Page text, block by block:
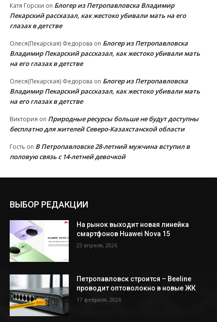
Катя Горски on Блогер из Петропавловска Владимир
Пекарский рассказал, как жестоко убивали мать на его
глазах в детстве
Олеся(Пекарская) Федорова on Блогер из Петропавловска
Владимир Пекарский рассказал, как жестоко убивали мать
на его глазах в детстве
Олеся(Пекарская) Федорова on Блогер из Петропавловска
Владимир Пекарский рассказал, как жестоко убивали мать
на его глазах в детстве
Виктория on Природные ресурсы больше не будут доступны
бесплатно для жителей Северо-Казахстанской области
Гость on В Петропавловске 28-летний мужчина вступил в
половую связь с 14-летней девочкой
ВЫБОР РЕДАКЦИИ
На рынок выходит новая линейка
смартфонов Huawei Nova 15
23 апреля, 2026
Петропавловск строится – Beeline
проводит оптоволокно в новые ЖК
17 февраля, 2026